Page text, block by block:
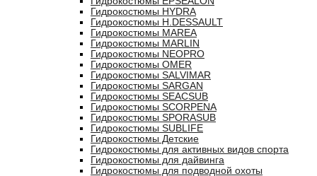
Гидрокостюмы HYDRA
Гидрокостюмы H.DESSAULT
Гидрокостюмы MAREA
Гидрокостюмы MARLIN
Гидрокостюмы NEOPRO
Гидрокостюмы OMER
Гидрокостюмы SALVIMAR
Гидрокостюмы SARGAN
Гидрокостюмы SEACSUB
Гидрокостюмы SCORPENA
Гидрокостюмы SPORASUB
Гидрокостюмы SUBLIFE
Гидрокостюмы Детские
Гидрокостюмы для активных видов спорта
Гидрокостюмы для дайвинга
Гидрокостюмы для подводной охоты